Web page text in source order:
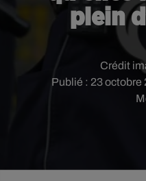
plein
Publié : 23 octobre
Crédit